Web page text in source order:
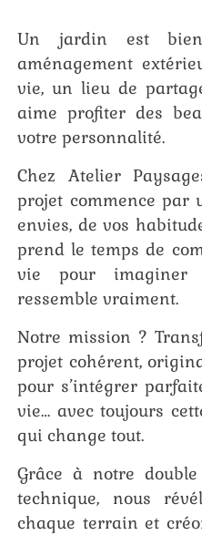
Un jardin est
aménagement
vie, un lieu de
aime profiter des
votre personnalité.
Chez Atelier
projet commence par
envies, de vos
prend le temps de
vie pour
ressemble vraiment.
Notre mission ?
projet cohérent,
pour s’intégrer
vie… avec toujours
qui change tout.
Grâce à notre
technique, nous
chaque terrain et